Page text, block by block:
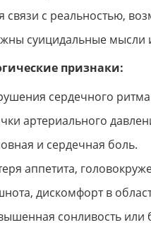
связи с реальностью,
суицидальные мысли
признаки:
сердечного
артериального
и сердечная боль.
аппетита,
дискомфорт в
сонливость или